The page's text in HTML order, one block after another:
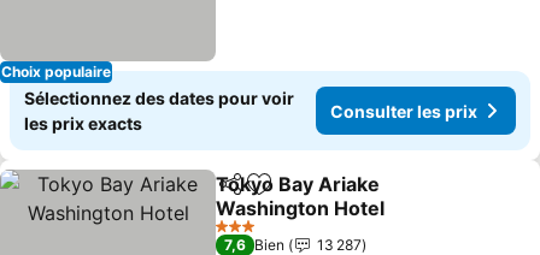
Choix populaire
Sélectionnez des dates pour voir
les prix exacts
Consulter les prix
PartagerAjouter à mes favoris
Tokyo Bay Ariake
Washington Hotel
Consulter les prix
3 Étoiles
7,6 Bien
13 287